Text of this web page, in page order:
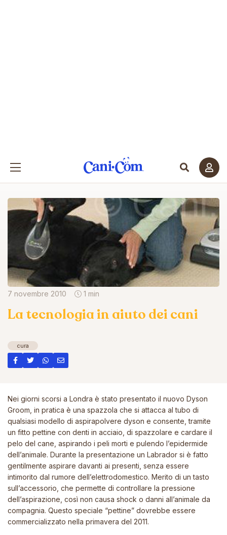
7 novembre 2010 1 min
La tecnologia in aiuto dei cani
cura
Nei giorni scorsi a Londra è stato presentato il nuovo Dyson
Groom, in pratica è una spazzola che si attacca al tubo di
qualsiasi modello di aspirapolvere dyson e consente, tramite
un fitto pettine con denti in acciaio, di spazzolare e cardare il
pelo del cane, aspirando i peli morti e pulendo l’epidermide
dell’animale. Durante la presentazione un Labrador si è fatto
gentilmente aspirare davanti ai presenti, senza essere
intimorito dal rumore dell’elettrodomestico. Merito di un tasto
sull’accessorio, che permette di controllare la pressione
dell’aspirazione, così non causa shock o danni all’animale da
compagnia. Questo speciale “pettine” dovrebbe essere
commercializzato nella primavera del 2011.